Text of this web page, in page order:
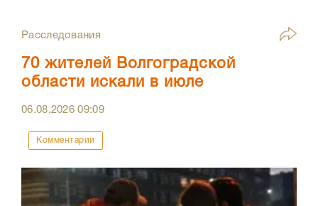
Расследования
70 жителей Волгоградской
области искали в июле
06.08.202609:09
Комментарии